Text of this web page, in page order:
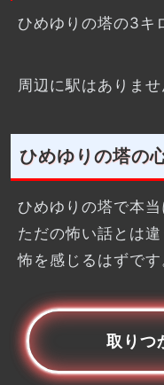
ひめゆりの塔の3キ
周辺に駅はありませ
ひめゆりの塔の
ひめゆりの塔で本当
ただの怖い話とは
怖を感じるはずです
取りつ